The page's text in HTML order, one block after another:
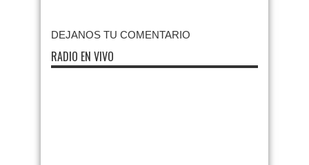
DEJANOS TU COMENTARIO
RADIO EN VIVO